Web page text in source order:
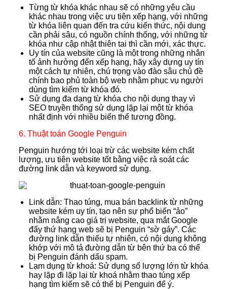
Từng từ khóa khác nhau sẽ có những yêu cầu
khác nhau trong việc ưu tiên xếp hạng, với những
từ khóa liên quan đến tra cứu kiến thức, nội dung
cần phải sâu, có nguồn chính thống, với những từ
khóa như cập nhật thiên tai thì cần mới, xác thực.
Uy tín của website cũng là một trong những nhân
tố ảnh hưởng đến xếp hạng, hãy xây dựng uy tín
một cách tự nhiên, chú trọng vào đào sâu chủ đề
chính bao phủ toàn bộ web nhằm phục vụ người
dùng tìm kiếm từ khóa đó.
Sử dụng đa dạng từ khóa cho nội dung thay vì
SEO truyền thống sử dụng lặp lại một từ khóa
nhất định với nhiều biến thể tương đồng.
6. Thuật toán Google Penguin
Penguin hướng tới loại trừ các website kém chất
lượng, ưu tiên website tốt bằng việc rà soát các
đường link dẫn và keyword sử dụng.
Link dẫn: Thao túng, mua bán backlink từ những
website kém uy tín, tạo nên sự phổ biến “ảo”
nhằm nâng cao giá trị website, qua mắt Google
đẩy thứ hạng web sẽ bị Penguin “sờ gáy”. Các
đường link dẫn thiếu tự nhiên, có nội dung không
khớp với mô tả đường dẫn từ bên thứ ba có thể
bị Penguin đánh dấu spam.
Lạm dụng từ khoá: Sử dụng số lượng lớn từ khóa
hay lặp đi lặp lại từ khoá nhằm thao túng xếp
hạng tìm kiếm sẽ có thể bị Penguin để ý.